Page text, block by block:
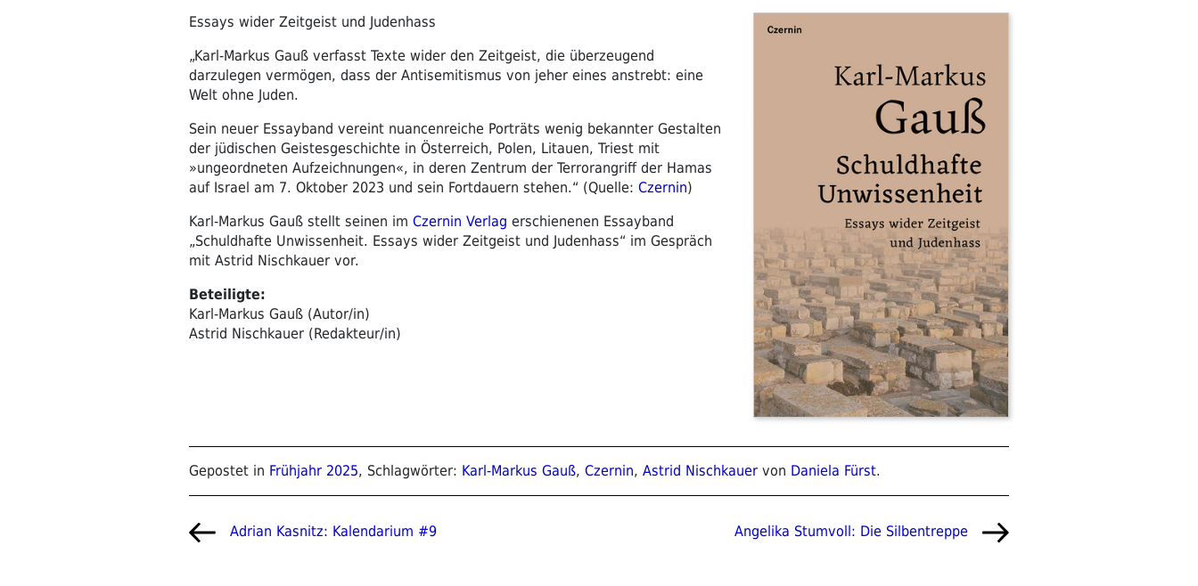
Essays wider Zeitgeist und Judenhass
„Karl-Markus Gauß verfasst Texte wider den Zeitgeist, die überzeugend
darzulegen vermögen, dass der Antisemitismus von jeher eines anstrebt: eine
Welt ohne Juden.
Sein neuer Essayband vereint nuancenreiche Porträts wenig bekannter Gestalten
der jüdischen Geistesgeschichte in Österreich, Polen, Litauen, Triest mit
»ungeordneten Aufzeichnungen«, in deren Zentrum der Terrorangriff der Hamas
auf Israel am 7. Oktober 2023 und sein Fortdauern stehen.“ (Quelle: Czernin)
Karl-Markus Gauß stellt seinen im Czernin Verlag erschienenen Essayband
„Schuldhafte Unwissenheit. Essays wider Zeitgeist und Judenhass“ im Gespräch
mit Astrid Nischkauer vor.
Beteiligte:
Karl-Markus Gauß (Autor/in)
Astrid Nischkauer (Redakteur/in)
Gepostet in Frühjahr 2025, Schlagwörter: Karl-Markus Gauß, Czernin, Astrid Nischkauer von Daniela Fürst.
Beitragsnavigation
BeitragAdrian Kasnitz: Kalendarium #9
Beitrag
Angelika Stumvoll: Die Silbentreppe